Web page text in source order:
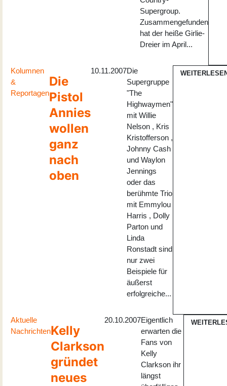
Supergroup.
Zusammengefunden
hat der heiße Girlie-
Dreier im April...
Kolumnen
&
Reportagen
Die
Pistol
Annies
wollen
ganz
nach
oben
10.11.2007Die
Supergruppe
"The
Highwaymen"
mit Willie
Nelson , Kris
Kristofferson ,
Johnny Cash
und Waylon
Jennings
oder das
berühmte Trio
mit Emmylou
Harris , Dolly
Parton und
Linda
Ronstadt sind
nur zwei
Beispiele für
äußerst
erfolgreiche...
Aktuelle
NachrichtenKelly
Clarkson
gründet
neues
20.10.2007Eigentlich
erwarten die
Fans von
Kelly
Clarkson ihr
längst